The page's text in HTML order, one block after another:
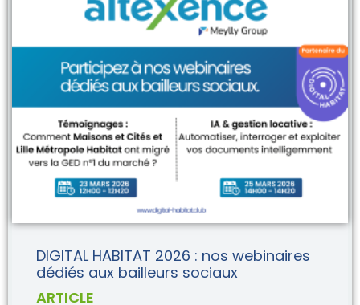
DIGITAL HABITAT 2026 : nos webinaires
dédiés aux bailleurs sociaux
ARTICLE